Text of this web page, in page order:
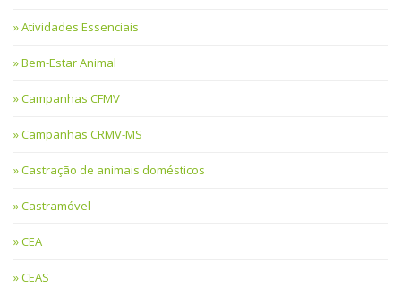
Atividades Essenciais
Bem-Estar Animal
Campanhas CFMV
Campanhas CRMV-MS
Castração de animais domésticos
Castramóvel
CEA
CEAS